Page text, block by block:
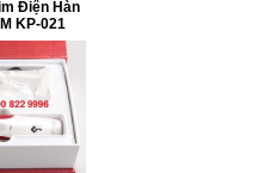
Điện Hàn
KP-021